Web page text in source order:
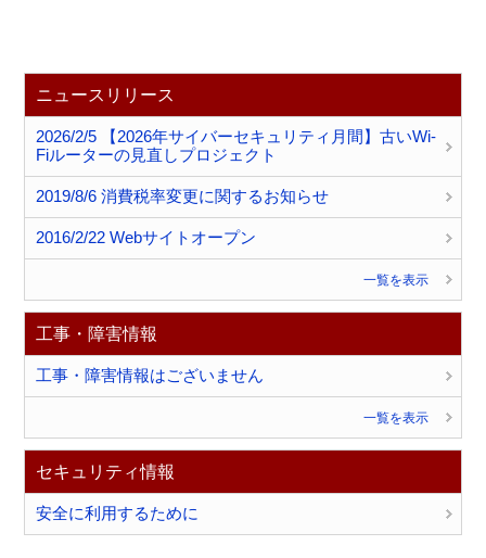
ニュースリリース
2026/2/5 【2026年サイバーセキュリティ月間】古いWi-
Fiルーターの見直しプロジェクト
2019/8/6 消費税率変更に関するお知らせ
2016/2/22 Webサイトオープン
一覧を表示
工事・障害情報
工事・障害情報はございません
一覧を表示
セキュリティ情報
安全に利用するために